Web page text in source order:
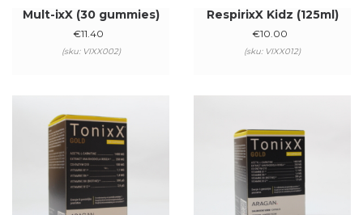
Mult-ixX (30 gummies)
€11.40
(sku: VIXX002)
RespirixX Kidz (125ml)
€10.00
(sku: VIXX012)